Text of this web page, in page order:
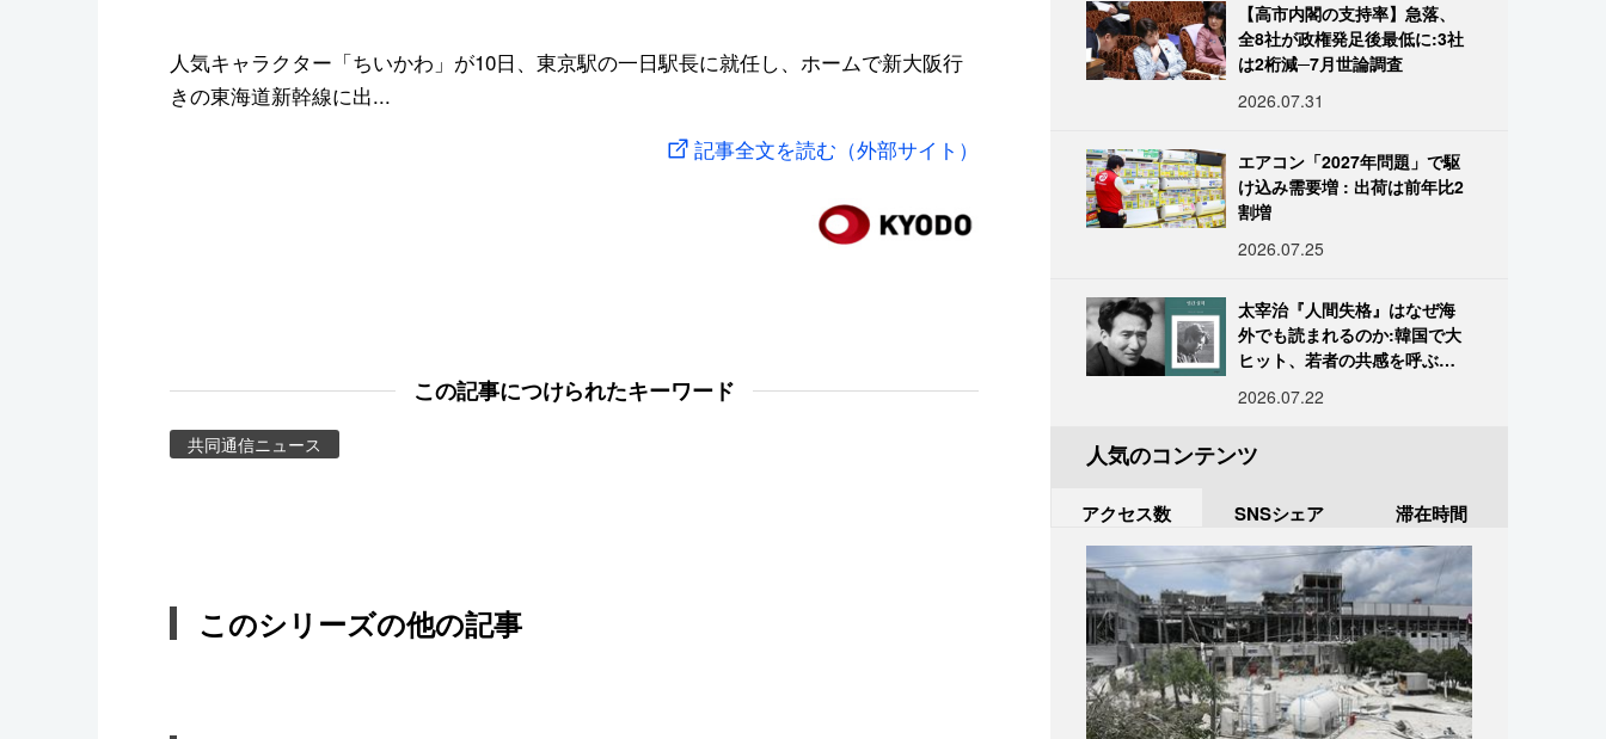
人気キャラクター「ちいかわ」が10日、東京駅の一日駅長に就任し、ホームで新大阪行
きの東海道新幹線に出...
記事全文を読む（外部サイト）
この記事につけられたキーワード
共同通信ニュース
このシリーズの他の記事
【高市内閣の支持率】急落、
全8社が政権発足後最低に:3社
は2桁減─7月世論調査
2026.07.31
エアコン「2027年問題」で駆
け込み需要増 : 出荷は前年比2
割増
2026.07.25
太宰治『人間失格』はなぜ海
外でも読まれるのか:韓国で大
ヒット、若者の共感を呼ぶ
2026.07.22
人気のコンテンツ
アクセス数 SNSシェア 滞在時間